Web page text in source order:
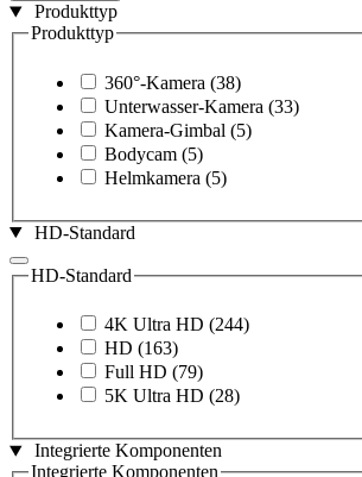
Produkttyp
Produkttyp
360°-Kamera (38)
Unterwasser-Kamera (33)
Kamera-Gimbal (5)
Bodycam (5)
Helmkamera (5)
HD-Standard
HD-Standard
4K Ultra HD (244)
HD (163)
Full HD (79)
5K Ultra HD (28)
Integrierte Komponenten
Integrierte Komponenten